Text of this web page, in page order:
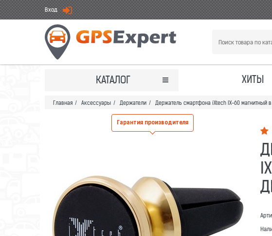
Вход
КАТАЛОГ ХИТЫ
Главная / Аксессуары / Держатели / Держатель смартфона iXtech IX-60 магнитный
Гарантия производителя